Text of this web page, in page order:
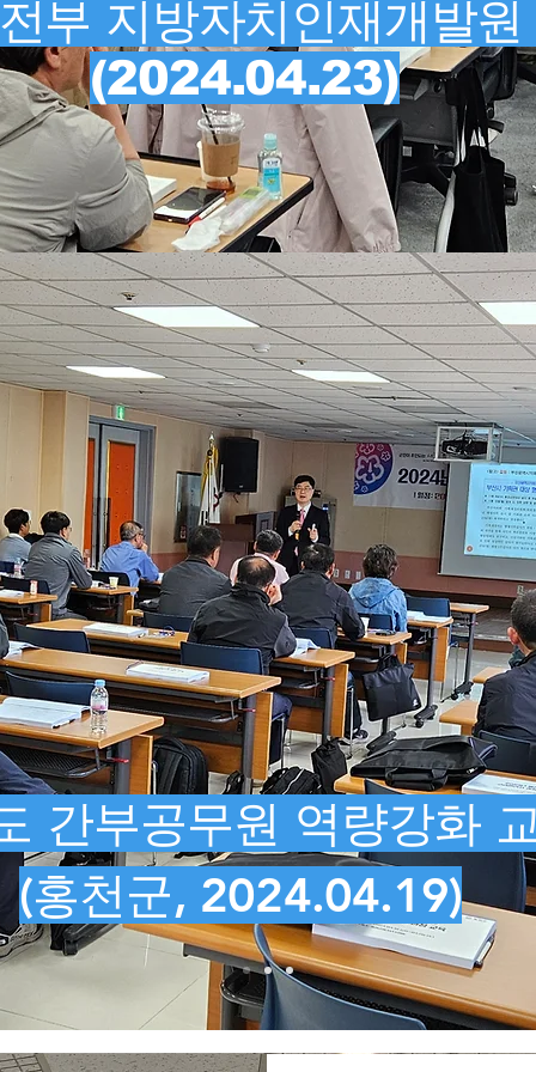
부 지방자치인재개발
(2024.04.23)
간부공무원 역량강화
(홍천군, 2024.04.19)